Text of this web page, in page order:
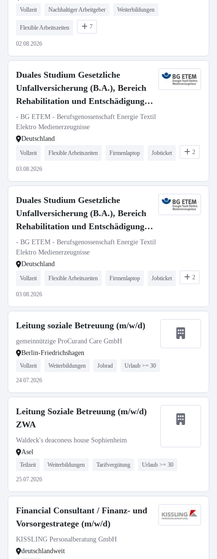
Vollzeit Nachhaltiger Arbeitgeber Weiterbildungen
Flexible Arbeitszeiten 7
02.08.2026
Duales Studium Gesetzliche
Unfallversicherung (B.A.), Bereich
Rehabilitation und Entschädigung,
Region West (Köln, Düsseldorf,
Wiesbaden)
- BG ETEM - Berufsgenossenschaft Energie Textil
Elektro Medienerzeugnisse
Deutschland
Vollzeit Flexible Arbeitszeiten Firmenlaptop Jobticket 2
03.08.2026
Duales Studium Gesetzliche
Unfallversicherung (B.A.), Bereich
Rehabilitation und Entschädigung,
Region Nord (Berlin, Braunschweig,
Hamburg)
- BG ETEM - Berufsgenossenschaft Energie Textil
Elektro Medienerzeugnisse
Deutschland
Vollzeit Flexible Arbeitszeiten Firmenlaptop Jobticket 2
03.08.2026
Leitung soziale Betreuung (m/w/d)
gemeinnützige ProCurand Care GmbH
Berlin-Friedrichshagen
Vollzeit Weiterbildungen Jobrad Urlaub >= 30
24.07.2026
Leitung Soziale Betreuung (m/w/d)
ZWA
Waldeck's deaconess house Sophienheim
Asel
Teilzeit Weiterbildungen Tarifvergütung Urlaub >= 30
25.07.2026
Financial Consultant / Finanz- und
Vorsorgestratege (m/w/d)
KISSLING Personalberatung GmbH
deutschlandweit